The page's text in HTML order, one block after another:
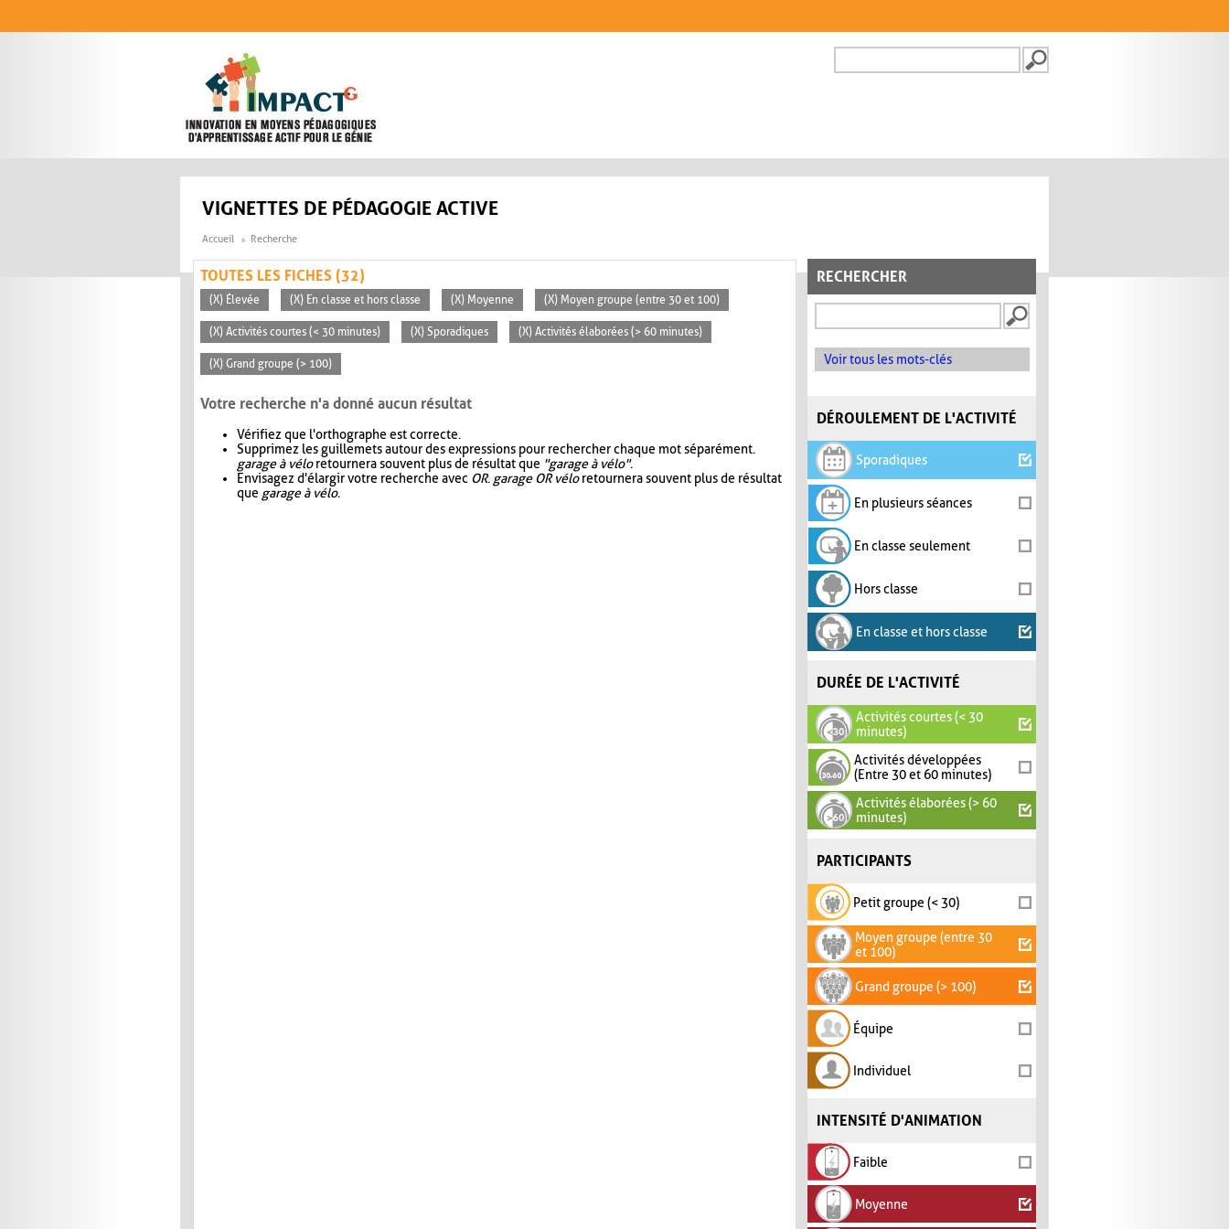
FORMULAIRE DE
VIGNETTES DE PÉDAGOGIE ACTIVE
Accueil Recherche
RECHERCHER
Voir tous les mots-clés
DÉROULEMENT DE L'ACTIVITÉ
Sporadiques
En plusieurs séances
En classe seulement
Hors classe
En classe et hors classe
DURÉE DE L'ACTIVITÉ
Activités courtes (< 30
minutes)
Activités développées
(Entre 30 et 60 minutes)
Activités élaborées (> 60
minutes)
PARTICIPANTS
Petit groupe (< 30)
Moyen groupe (entre 30
et 100)
Grand groupe (> 100)
Équipe
Individuel
INTENSITÉ D'ANIMATION
Faible
Moyenne
TOUTES LES FICHES (32)
(X) Élevée (X) En classe et hors classe (X) Moyenne (X) Moyen groupe (entre 30 et 100)
(X) Activités courtes (< 30 minutes) (X) Sporadiques (X) Activités élaborées (> 60 minutes)
(X) Grand groupe (> 100)
Votre recherche n'a donné aucun résultat
Vérifiez que l'orthographe est correcte.
Supprimez les guillemets autour des expressions pour rechercher chaque mot séparément.
garage à véloretournera souvent plus de résultat que "garage à vélo".
Envisagez d'élargir votre recherche avec OR. garage OR véloretournera souvent plus de résultat
que garage à vélo.